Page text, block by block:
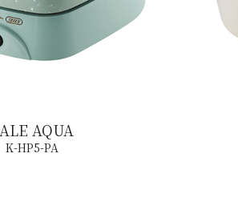
AQUA
K-HP5-PA